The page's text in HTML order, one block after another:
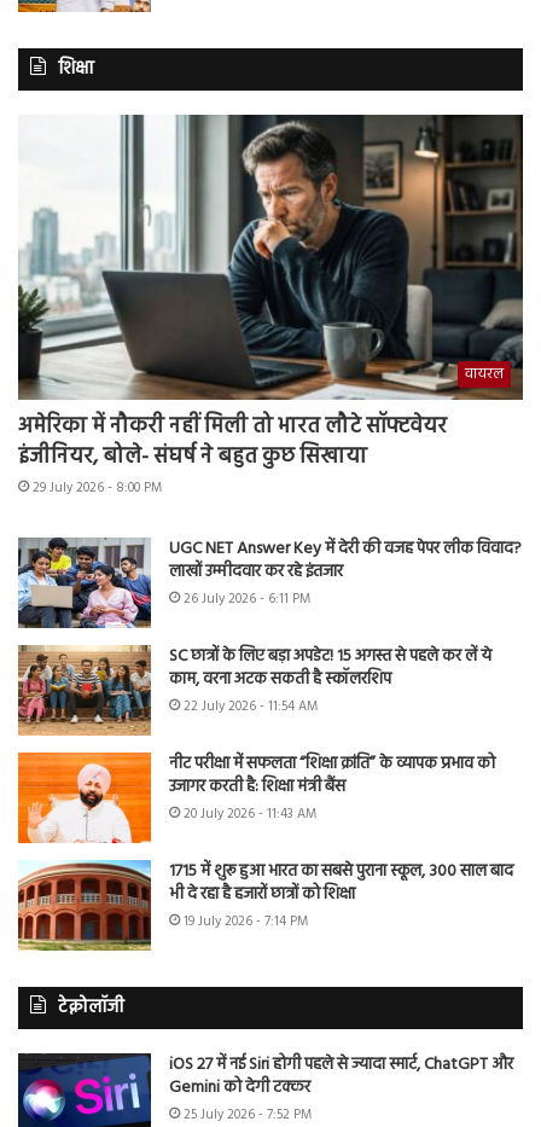
शिक्षा
वायरल
अमेरिका में नौकरी नहीं मिली तो भारत लौटे सॉफ्टवेयर
इंजीनियर, बोले- संघर्ष ने बहुत कुछ सिखाया
29 July 2026 - 8:00 PM
UGC NET Answer Key में देरी की वजह पेपर लीक विवाद?
लाखों उम्मीदवार कर रहे इंतजार
26 July 2026 - 6:11 PM
SC छात्रों के लिए बड़ा अपडेट! 15 अगस्त से पहले कर लें ये
काम, वरना अटक सकती है स्कॉलरशिप
22 July 2026 - 11:54 AM
नीट परीक्षा में सफलता “शिक्षा क्रांति” के व्यापक प्रभाव को
उजागर करती है: शिक्षा मंत्री बैंस
20 July 2026 - 11:43 AM
1715 में शुरू हुआ भारत का सबसे पुराना स्कूल, 300 साल बाद
भी दे रहा है हजारों छात्रों को शिक्षा
19 July 2026 - 7:14 PM
टेक्नोलॉजी
iOS 27 में नई Siri होगी पहले से ज्यादा स्मार्ट, ChatGPT और
Gemini को देगी टक्कर
25 July 2026 - 7:52 PM